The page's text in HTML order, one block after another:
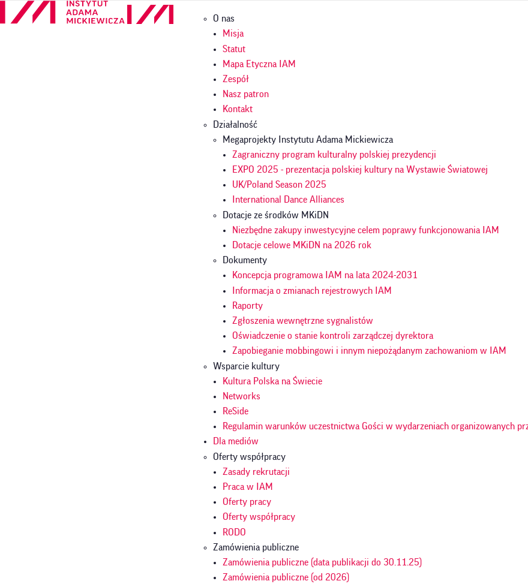
Przejdź
do
Główna
nawigacja
O nas
Misja
Statut
Mapa Etyczna IAM
Zespół
Nasz patron
Kontakt
Działalność
Megaprojekty Instytutu Adama Mickiewicza
Zagraniczny program kulturalny polskiej prezydencji
EXPO 2025 - prezentacja polskiej kultury na Wystawie Światowej
UK/Poland Season 2025
International Dance Alliances
Dotacje ze środków MKiDN
Niezbędne zakupy inwestycyjne celem poprawy funkcjonowania IAM
Dotacje celowe MKiDN na 2026 rok
Dokumenty
Koncepcja programowa IAM na lata 2024-2031
Informacja o zmianach rejestrowych IAM
Raporty
Zgłoszenia wewnętrzne sygnalistów
Oświadczenie o stanie kontroli zarządczej dyrektora
Zapobieganie mobbingowi i innym niepożądanym zachowaniom w IAM
Wsparcie kultury
Kultura Polska na Świecie
Networks
ReSide
Regulamin warunków uczestnictwa Gości w wydarzeniach organizowanych
Dla mediów
Oferty współpracy
Zasady rekrutacji
Praca w IAM
Oferty pracy
Oferty współpracy
RODO
Zamówienia publiczne
Zamówienia publiczne (data publikacji do 30.11.25)
Zamówienia publiczne (od 2026)